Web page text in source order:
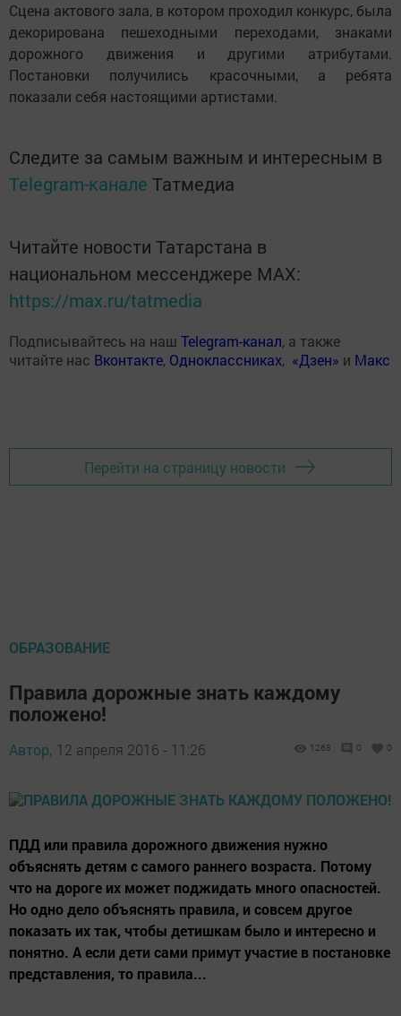
Сцена актового зала, в котором проходил конкурс, была
декорирована пешеходными переходами, знаками
дорожного движения и другими атрибутами.
Постановки получились красочными, а ребята
показали себя настоящими артистами.
Следите за самым важным и интересным в
Telegram-канале Татмедиа
Читайте новости Татарстана в
национальном мессенджере MАХ:
https://max.ru/tatmedia
Подписывайтесь на наш Telegram-канал, а также
читайте нас Вконтакте, Одноклассниках, «Дзен» и Макс
Перейти на страницу новости
ОБРАЗОВАНИЕ
Правила дорожные знать каждому
положено!
Автор, 12 апреля 2016 - 11:26 1268 0 0
ПДД или правила дорожного движения нужно
объяснять детям с самого раннего возраста. Потому
что на дороге их может поджидать много опасностей.
Но одно дело объяснять правила, и совсем другое
показать их так, чтобы детишкам было и интересно и
понятно. А если дети сами примут участие в постановке
представления, то правила...